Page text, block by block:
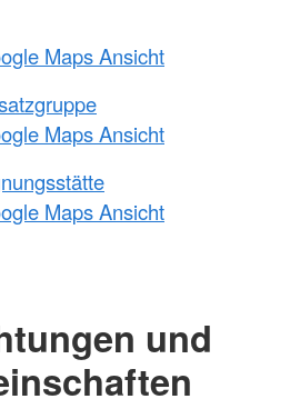
Maps Ansicht
Maps Ansicht
Maps Ansicht
und